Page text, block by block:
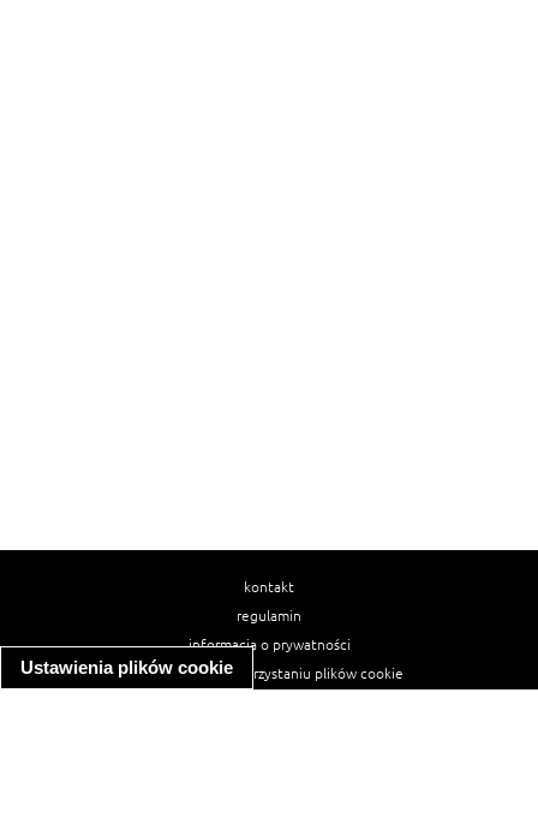
Ustawienia plików cookie
kontakt
regulamin
informacja o prywatności
informacja o wykorzystaniu plików cookie